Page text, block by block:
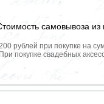
самовывоза из
рублей при покупке на
При покупке свадебных